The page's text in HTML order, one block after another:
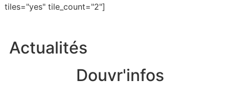
tiles="yes" tile_count="2"]
Actualités
Douvr'infos